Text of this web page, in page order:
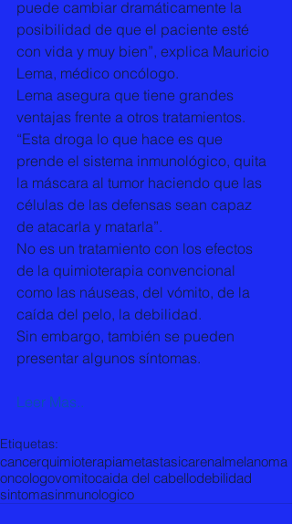
puede cambiar dramáticamente la
posibilidad de que el paciente esté
con vida y muy bien”, explica Mauricio
Lema, médico oncólogo.
Lema asegura que tiene grandes
ventajas frente a otros tratamientos.
“Esta droga lo que hace es que
prende el sistema inmunológico, quita
la máscara al tumor haciendo que las
células de las defensas sean capaz
de atacarla y matarla”.
No es un tratamiento con los efectos
de la quimioterapia convencional
como las náuseas, del vómito, de la
caída del pelo, la debilidad.
Sin embargo, también se pueden
presentar algunos síntomas.
Leer Mas..
Etiquetas:
cancerquimioterapiametastasicarenalmelanoma
oncologovomitocaida del cabellodebilidad
sintomasinmunologico